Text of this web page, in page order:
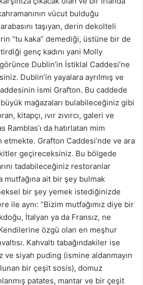
vücut bulduğu
taşıyan, derin dekolteli
“tu kaka” demediği, üstüne bir de
genç kadını yani Molly
Dublin’in İstiklal Caddesi’ne
Dublin’in yayalara ayrılmış ve
ismi Grafton. Bu caddede
mağazaları bulabileceğiniz gibi
kitapçı, ıvır zıvırcı, galeri ve
Ramblas’ı da hatırlatan mim
etmekte. Grafton Caddesi’nde ve ara
geçireceksiniz. Bu bölgede
tadabileceğiniz restoranlar
mutfağına ait bir şey bulmak
bir şey yemek istediğinizde
ile aynı: “Bizim mutfağımız diye bir
İtalyan ya da Fransız, ne
özgü olan en meşhur
Kahvaltı tabağındakiler ise
ve siyah puding (ismine aldanmayın
bir çeşit sosis), domuz
patates, mantar ve bir çeşit